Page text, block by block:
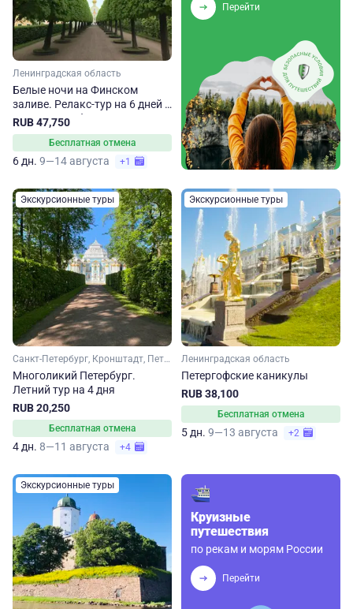
Ленинградская область
Белые ночи на Финском
заливе. Релакс-тур на 6 дней в
Санкт-Петербург: отдых на
побережье с экскурсиями
RUB 47,750
Бесплатная отмена
6 дн. 9—14 августа +1
Перейти
Экскурсионные туры
Санкт-Петербург, Кронштадт, Петергоф
Многоликий Петербург.
Летний тур на 4 дня
RUB 20,250
Бесплатная отмена
4 дн. 8—11 августа +4
Экскурсионные туры
Ленинградская область
Петергофские каникулы
RUB 38,100
Бесплатная отмена
5 дн. 9—13 августа +2
Экскурсионные туры
Круизные
путешествия
по рекам и морям России
Перейти